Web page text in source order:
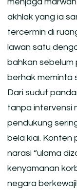
akhlak yang ia
tercermin di
lawan satu
bahkan sebelum
berhak meminta
Dari sudut
tanpa intervensi
pendukung
bela kiai. Konten
narasi “ulama
kenyamanan
negara